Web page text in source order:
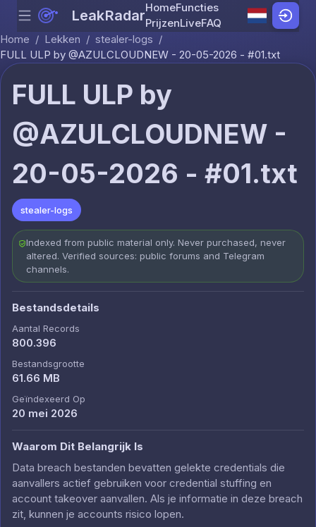
Skip to content
Menu LeakRadarHomeFuncties
PrijzenLiveFAQ
Home / Lekken / stealer-logs /
FULL ULP by @AZULCLOUDNEW - 20-05-2026 - #01.txt
FULL ULP by
@AZULCLOUDNEW -
20-05-2026 - #01.txt
stealer-logs
Indexed from public material only. Never purchased, never
altered. Verified sources: public forums and Telegram
channels.
Bestandsdetails
Aantal Records
800.396
Bestandsgrootte
61.66 MB
Geïndexeerd Op
20 mei 2026
Waarom Dit Belangrijk Is
Data breach bestanden bevatten gelekte credentials die
aanvallers actief gebruiken voor credential stuffing en
account takeover aanvallen. Als je informatie in deze breach
zit, kunnen je accounts risico lopen.